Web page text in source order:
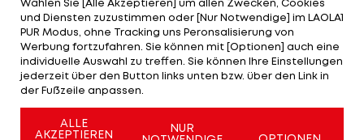
pro Spiel im Schnitt sogar Rang neun.
Als Profi markierte der im vergangenen Sommer
von Maccabi Tel Aviv verpflichtete und in der
Folge an Bnei Herzliya verliehene Guard in der
israelischen Meisterschaft 18,2 Zähler pro Partie
und Diensten zuzustimmen oder [Nur Notwendige] im LAOLA1
PUR Modus, ohne Tracking uns Peronsalisierung von
Werbung fortzufahren. Sie können mit [Optionen] auch eine
individuelle Auswahl zu treffen. Sie können Ihre Einstellungen
jederzeit über den Button links unten bzw. über den Link in
der Fußzeile anpassen.
ALLE
AKZEPTIEREN
NUR